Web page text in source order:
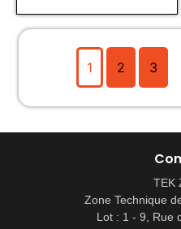
1 2 3
TEK
Zone Technique
Lot : 1 - 9, Rue